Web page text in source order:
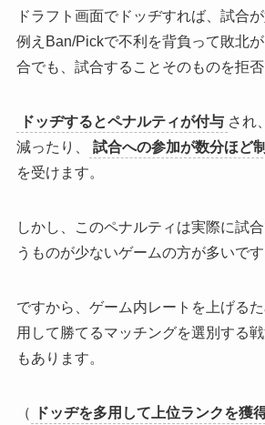
ドラフト画面でドッヂすれば、試合
例えBan/Pickで不利を背負って敗北
合でも、試合することそのものを拒否
ドッヂするとペナルティが付与 され
減ったり、
試合への参加が数分ほど
を受けます。
しかし、このペナルティは実際に試
うものが少ないゲームの方が多いです
ですから、 ゲーム内レートを上げる
用して勝てるマッチングを選別する
もあります。
（
ドッヂを多用して上位ランクを獲